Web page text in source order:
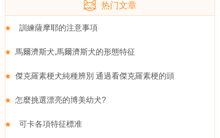
热门文章
訓練薩摩耶的注意事項
馬爾濟斯犬,馬爾濟斯犬的形態特征
傑克羅素梗犬純種辨別 通過看傑克羅素梗的頭
怎麼挑選漂亮的博美幼犬?
可卡各項特征標准